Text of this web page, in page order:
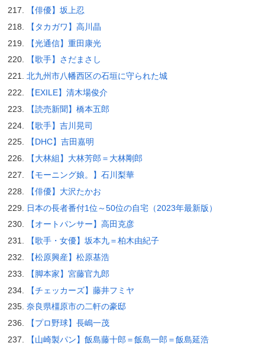
【俳優】坂上忍
【タカガワ】高川晶
【光通信】重田康光
【歌手】さだまさし
北九州市八幡西区の石垣に守られた城
【EXILE】清木場俊介
【読売新聞】橋本五郎
【歌手】吉川晃司
【DHC】吉田嘉明
【大林組】大林芳郎＝大林剛郎
【モーニング娘。】石川梨華
【俳優】大沢たかお
日本の長者番付1位～50位の自宅（2023年最新版）
【オートパンサー】高田克彦
【歌手・女優】坂本九＝柏木由紀子
【松原興産】松原基浩
【脚本家】宮藤官九郎
【チェッカーズ】藤井フミヤ
奈良県橿原市の二軒の豪邸
【プロ野球】長嶋一茂
【山崎製パン】飯島藤十郎＝飯島一郎＝飯島延浩